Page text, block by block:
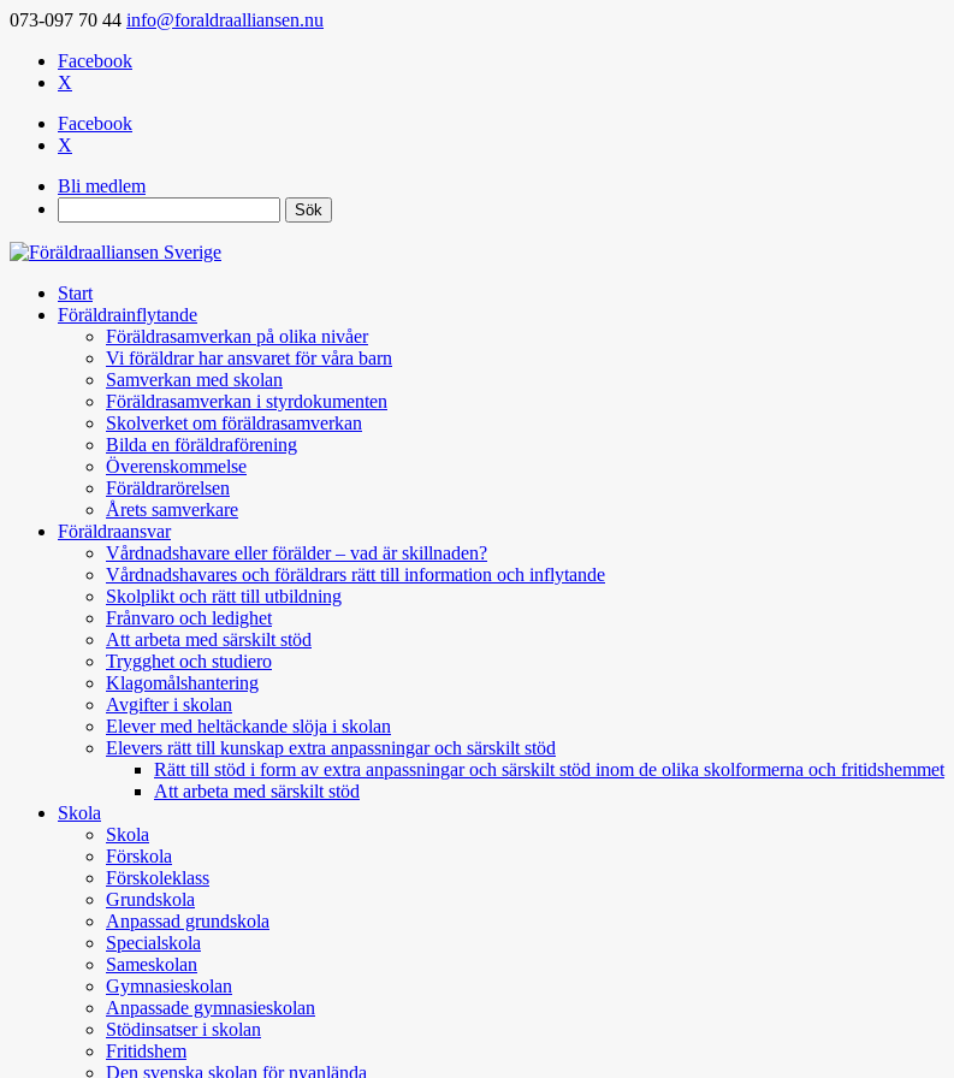
073-097 70 44 info@foraldraalliansen.nu
Facebook
X
Facebook
X
Bli medlem
Start
Föräldrainflytande
Föräldrasamverkan på olika nivåer
Vi föräldrar har ansvaret för våra barn
Samverkan med skolan
Föräldrasamverkan i styrdokumenten
Skolverket om föräldrasamverkan
Bilda en föräldraförening
Överenskommelse
Föräldrarörelsen
Årets samverkare
Föräldraansvar
Vårdnadshavare eller förälder – vad är skillnaden?
Vårdnadshavares och föräldrars rätt till information och inflytande
Skolplikt och rätt till utbildning
Frånvaro och ledighet
Att arbeta med särskilt stöd
Trygghet och studiero
Klagomålshantering
Avgifter i skolan
Elever med heltäckande slöja i skolan
Elevers rätt till kunskap extra anpassningar och särskilt stöd
Rätt till stöd i form av extra anpassningar och särskilt stöd inom de olika skolformerna och fritidshemmet
Att arbeta med särskilt stöd
Skola
Skola
Förskola
Förskoleklass
Grundskola
Anpassad grundskola
Specialskola
Sameskolan
Gymnasieskolan
Anpassade gymnasieskolan
Stödinsatser i skolan
Fritidshem
Den svenska skolan för nyanlända